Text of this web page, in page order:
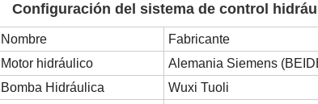
Configuración del sistema de control
Nombre
Fabricante
Motor hidráulico
Alemania Siemens
Bomba Hidráulica
Wuxi Tuoli